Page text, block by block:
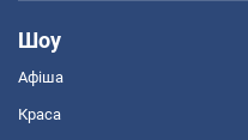
Шоу
Афіша
Краса